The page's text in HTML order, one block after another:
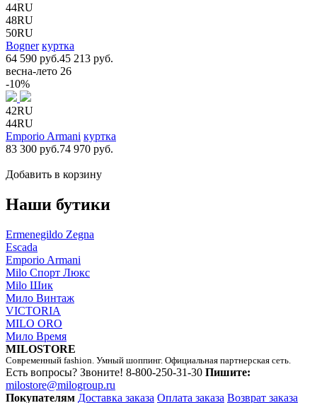
44RU
48RU
50RU
Bogner куртка
64 590 руб.45 213 руб.
весна-лето 26
-10%
42RU
44RU
Emporio Armani куртка
83 300 руб.74 970 руб.
Добавить в корзину
Наши бутики
Ermenegildo Zegna
Escada
Emporio Armani
Milo Спорт Люкс
Milo Шик
Мило Винтаж
VICTORIA
MILO ORO
Мило Время
MILOSTORE
Современный fashion. Умный шоппинг. Официальная партнерская сеть.
Есть вопросы? Звоните! 8-800-250-31-30 Пишите:
milostore@milogroup.ru
Покупателям Доставка заказа Оплата заказа Возврат заказа